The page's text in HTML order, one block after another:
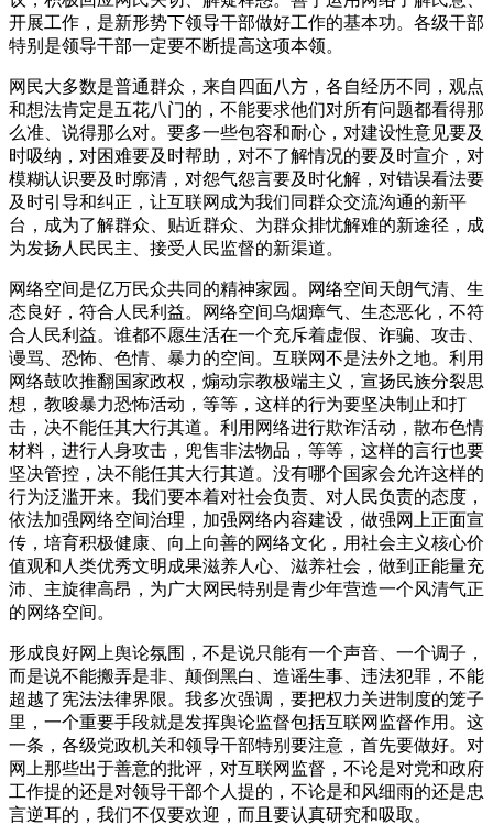
开展工作，是新形势下领导干部做好工作的基本功。各级干部
特别是领导干部一定要不断提高这项本领。
网民大多数是普通群众，来自四面八方，各自经历不同，观点
和想法肯定是五花八门的，不能要求他们对所有问题都看得那
么准、说得那么对。要多一些包容和耐心，对建设性意见要及
时吸纳，对困难要及时帮助，对不了解情况的要及时宣介，对
模糊认识要及时廓清，对怨气怨言要及时化解，对错误看法要
及时引导和纠正，让互联网成为我们同群众交流沟通的新平
台，成为了解群众、贴近群众、为群众排忧解难的新途径，成
为发扬人民民主、接受人民监督的新渠道。
网络空间是亿万民众共同的精神家园。网络空间天朗气清、生
态良好，符合人民利益。网络空间乌烟瘴气、生态恶化，不符
合人民利益。谁都不愿生活在一个充斥着虚假、诈骗、攻击、
谩骂、恐怖、色情、暴力的空间。互联网不是法外之地。利用
网络鼓吹推翻国家政权，煽动宗教极端主义，宣扬民族分裂思
想，教唆暴力恐怖活动，等等，这样的行为要坚决制止和打
击，决不能任其大行其道。利用网络进行欺诈活动，散布色情
材料，进行人身攻击，兜售非法物品，等等，这样的言行也要
坚决管控，决不能任其大行其道。没有哪个国家会允许这样的
行为泛滥开来。我们要本着对社会负责、对人民负责的态度，
依法加强网络空间治理，加强网络内容建设，做强网上正面宣
传，培育积极健康、向上向善的网络文化，用社会主义核心价
值观和人类优秀文明成果滋养人心、滋养社会，做到正能量充
沛、主旋律高昂，为广大网民特别是青少年营造一个风清气正
的网络空间。
形成良好网上舆论氛围，不是说只能有一个声音、一个调子，
而是说不能搬弄是非、颠倒黑白、造谣生事、违法犯罪，不能
超越了宪法法律界限。我多次强调，要把权力关进制度的笼子
里，一个重要手段就是发挥舆论监督包括互联网监督作用。这
一条，各级党政机关和领导干部特别要注意，首先要做好。对
网上那些出于善意的批评，对互联网监督，不论是对党和政府
工作提的还是对领导干部个人提的，不论是和风细雨的还是忠
言逆耳的，我们不仅要欢迎，而且要认真研究和吸取。